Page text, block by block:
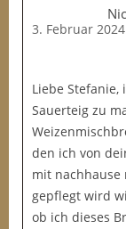
3. Februar 2024
Liebe
Sauerteig zu
den ich von
mit
gepflegt wird
ob ich dieses